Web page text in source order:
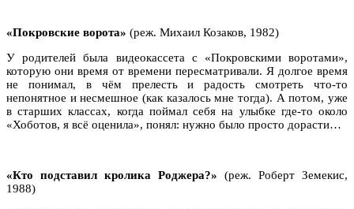
«Покровские ворота» (реж. Михаил Козаков, 1982)
У родителей была видеокассета с «Покровскими воротами»,
которую они время от времени пересматривали. Я долгое время
не понимал, в чём прелесть и радость смотреть что-то
непонятное и несмешное (как казалось мне тогда). А потом, уже
в старших классах, когда поймал себя на улыбке где-то около
«Хоботов, я всё оценила», понял: нужно было просто дорасти…
«Кто подставил кролика Роджера?» (реж. Роберт Земекис,
1988)